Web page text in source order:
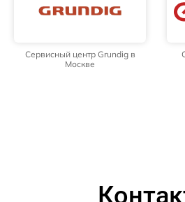
Сервисный центр Grundig в
Москве